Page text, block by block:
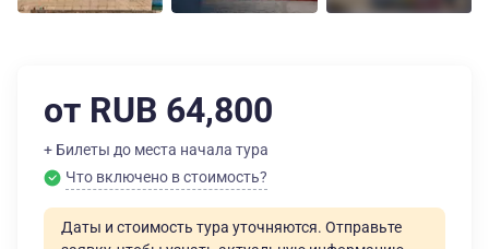
от RUB 64,800
+ Билеты до места начала тура
Что включено в стоимость?
Даты и стоимость тура уточняются. Отправьте